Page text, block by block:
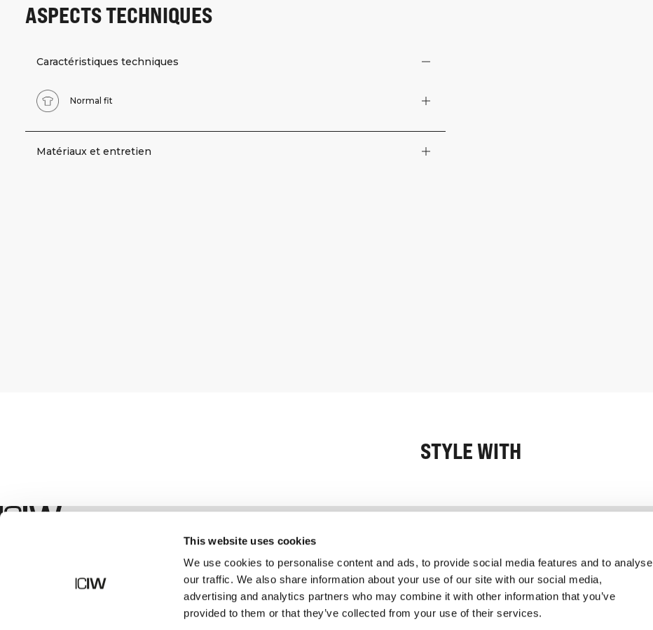
This website uses cookies
We use cookies to personalise content and ads, to provide social media features and to analyse
our traffic. We also share information about your use of our site with our social media,
advertising and analytics partners who may combine it with other information that you’ve
provided to them or that they’ve collected from your use of their services.
ASPECTS TECHNIQUES
Caractéristiques techniques
Normal fit
Matériaux et entretien
STYLE WITH